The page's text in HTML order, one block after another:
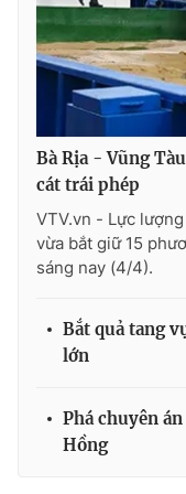
THỜI BÁO VTV
Theo dõi báo trên
Cơ quan chủ quản:
Giấy phép hoạt động
cấp ngày 29/12/2023
Phó Tổng Biên tập:
Nguyễn Trọng Ninh
Bà Rịa - Vũng
cát trái phép
VTV.vn - Lực
vừa bắt giữ 15
sáng nay (4/4).
Bắt quả tang
lớn
Phá chuyên
Hồng